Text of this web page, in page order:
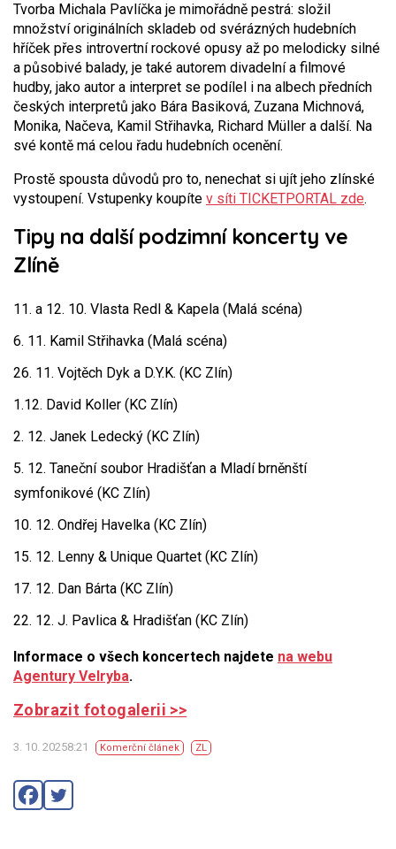
Tvorba Michala Pavlíčka je mimořádně pestrá: složil
množství originálních skladeb od svérázných hudebních
hříček přes introvertní rockové opusy až po melodicky silné
a působivé balady, je také autorem divadelní a filmové
hudby, jako autor a interpret se podílel i na albech předních
českých interpretů jako Bára Basiková, Zuzana Michnová,
Monika, Načeva, Kamil Střihavka, Richard Müller a další. Na
své kontě má celou řadu hudebních ocenění.
Prostě spousta důvodů pro to, nenechat si ujít jeho zlínské
vystoupení. Vstupenky koupíte v síti TICKETPORTAL zde.
Tipy na další podzimní koncerty ve
Zlíně
11. a 12. 10. Vlasta Redl & Kapela (Malá scéna)
6. 11. Kamil Střihavka (Malá scéna)
26. 11. Vojtěch Dyk a D.Y.K. (KC Zlín)
1.12. David Koller (KC Zlín)
2. 12. Janek Ledecký (KC Zlín)
5. 12. Taneční soubor Hradišťan a Mladí brněnští
symfonikové (KC Zlín)
10. 12. Ondřej Havelka (KC Zlín)
15. 12. Lenny & Unique Quartet (KC Zlín)
17. 12. Dan Bárta (KC Zlín)
22. 12. J. Pavlica & Hradišťan (KC Zlín)
Informace o všech koncertech najdete na webu
Agentury Velryba.
Zobrazit fotogalerii >>
3. 10. 20258:21 Komerční článek ZL